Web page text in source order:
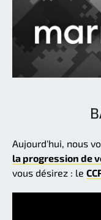
Aujourd'hui, nous
la progression de
vous désirez : le